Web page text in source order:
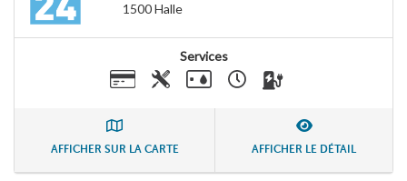
1500Halle
Services
AFFICHER SUR LA CARTE AFFICHER LE DÉTAIL